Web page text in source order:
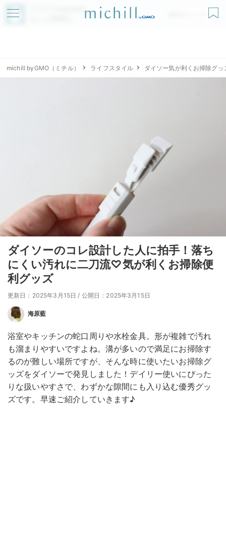
アプリでmichillが
無料ダウンロード
michill byGMO（ミチル） ライフスタイル ダイソー気が利くお掃除グッ
ダイソーのコレ設計した人に拍手！落ち
にくい汚れに二刀流♡気が利くお掃除便
利グッズ
更新日：2025年3月15日 / 公開日：2025年3月15日
海原藍
浴室やキッチンの蛇口周りや水栓金具。形が複雑で汚れ
も溜まりやすいですよね。溝が多いので満足にお掃除す
るのが難しい場所ですが、そんな時に使いたいお掃除グ
ッズをダイソーで発見しました！デイリー使いにぴった
りな扱いやすさで、わずかな隙間にも入り込む優秀グッ
ズです。早速ご紹介していきます♪